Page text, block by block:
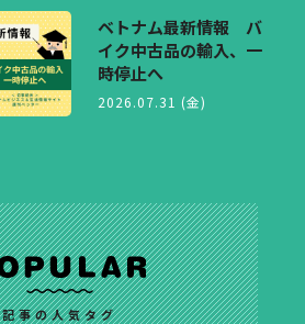
ベトナム最新情報 バ
イク中古品の輸入、一
時停止へ
2026.07.31 (金)
記事の人気タグ